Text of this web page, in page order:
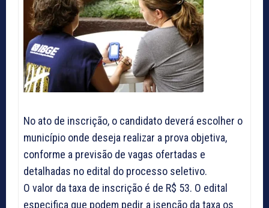
No ato de inscrição, o candidato deverá escolher o
município onde deseja realizar a prova objetiva,
conforme a previsão de vagas ofertadas e
detalhadas no edital do processo seletivo.
O valor da taxa de inscrição é de R$ 53. O edital
especifica que podem pedir a isenção da taxa os